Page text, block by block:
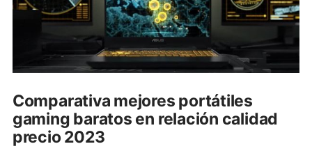
Comparativa mejores portátiles
gaming baratos en relación calidad
precio 2023